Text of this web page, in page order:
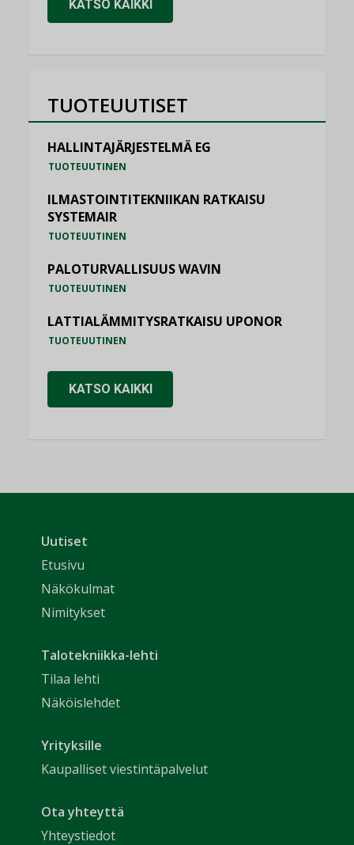
KATSO KAIKKI
TUOTEUUTISET
HALLINTAJÄRJESTELMÄ EG
TUOTEUUTINEN
ILMASTOINTITEKNIIKAN RATKAISU
SYSTEMAIR
TUOTEUUTINEN
PALOTURVALLISUUS WAVIN
TUOTEUUTINEN
LATTIALÄMMITYSRATKAISU UPONOR
TUOTEUUTINEN
KATSO KAIKKI
Uutiset
Etusivu
Näkökulmat
Nimitykset
Talotekniikka-lehti
Tilaa lehti
Näköislehdet
Yrityksille
Kaupalliset viestintäpalvelut
Ota yhteyttä
Yhteystiedot